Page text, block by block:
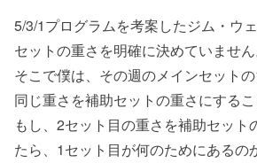
5/3/1プログラムを考案したジム・ウ
セットの重さを明確に決めていません
そこで僕は、その週のメインセット
同じ重さを補助セットの重さにするこ
もし、2セット目の重さを補助セット
たら、1セット目が何のためにあるの